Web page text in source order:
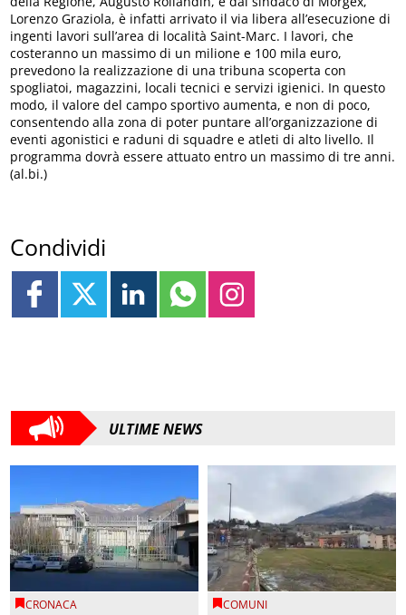
Lorenzo Graziola, è infatti arrivato il via libera all’esecuzione di
ingenti lavori sull’area di località Saint-Marc. I lavori, che
costeranno un massimo di un milione e 100 mila euro,
prevedono la realizzazione di una tribuna scoperta con
spogliatoi, magazzini, locali tecnici e servizi igienici. In questo
modo, il valore del campo sportivo aumenta, e non di poco,
consentendo alla zona di poter puntare all’organizzazione di
eventi agonistici e raduni di squadre e atleti di alto livello. Il
programma dovrà essere attuato entro un massimo di tre anni.
(al.bi.)
Condividi
ULTIME NEWS
CRONACA COMUNI